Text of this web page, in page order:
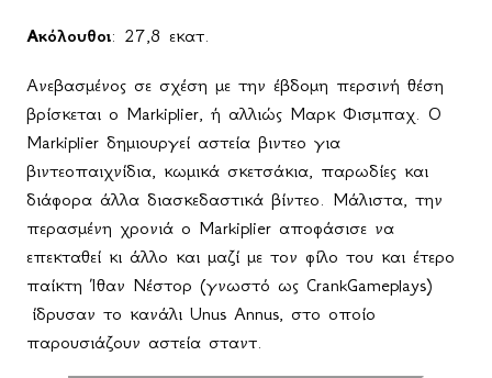
Ακόλουθοι: 27,8 εκατ.
Ανεβασμένος σε σχέση με την έβδομη περσινή θέση
βρίσκεται ο Markiplier, ή αλλιώς Μαρκ Φισμπαχ. Ο
Markiplier δημιουργεί αστεία βιντεο για
βιντεοπαιχνίδια, κωμικά σκετσάκια, παρωδίες και
διάφορα άλλα διασκεδαστικά βίντεο. Μάλιστα, την
περασμένη χρονιά ο Markiplier αποφάσισε να
επεκταθεί κι άλλο και μαζί με τον φίλο του και έτερο
παίκτη Ίθαν Νέστορ (γνωστό ως CrankGameplays)
ίδρυσαν το κανάλι Unus Annus , στο οποίο
παρουσιάζουν αστεία σταντ.